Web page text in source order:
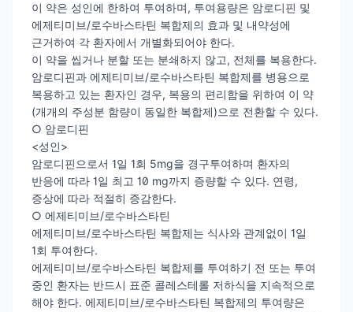
이 약은 성인에 한하여 투여하며, 투여용량은 암로디핀 및
에제티미브/로수바스타틴 복합제의 효과 및 내약성에
근거하여 각 환자에서 개별화되어야 한다.
이 약을 씹거나 분할 또는 분쇄하지 않고, 전체를 복용한다.
암로디핀과 에제티미브/로수바스타틴 복합제를 병용으로
복용하고 있는 환자인 경우, 복용의 편리함을 위하여 이 약
(개개의 주성분 함량이 동일한 복합제)으로 전환할 수 있다.
○ 암로디핀
<성인>
암로디핀으로서 1일 1회 5mg을 경구투여하며 환자의
반응에 따라 1일 최고 10 mg까지 증량할 수 있다. 연령,
증상에 따라 적절히 증감한다.
○ 에제티미브/로수바스타틴
에제티미브/로수바스타틴 복합제는 식사와 관계없이 1일
1회 투여한다.
에제티미브/로수바스타틴 복합제를 투여하기 전 또는 투여
중인 환자는 반드시 표준 콜레스테롤 저하식을 지속적으로
해야 한다. 에제티미브/로수바스타틴 복합제의 투여량은